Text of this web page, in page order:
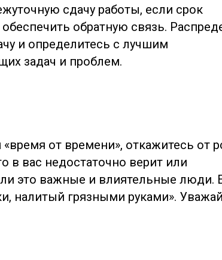
сдачу работы, если срок
обратную связь.
и определитесь с лучшим
задач и проблем.
от времени», откажитесь от
в вас недостаточно верит или
это важные и влиятельные люди.
налитый грязными руками».